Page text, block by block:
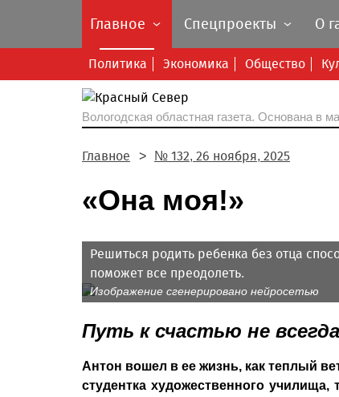
Главное
Политика Экономика Общество
Спецпроекты О
Вологодская областная газета. Основана в
Главное № 132, 26 ноября, 2025
«Она моя!»
Решиться родить ребенка без отца
поможет все преодолеть.
Изображение сгенерировано нейросетью
Путь к счастью не
Антон вошел в ее жизнь, как теплый
студентка художественного